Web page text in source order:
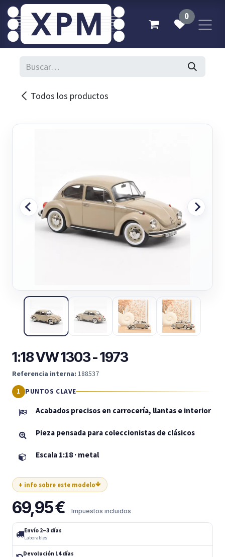
Ir al contenido
0
Todos los productos
1:18 VW 1303 - 1973
Referencia interna: 188537
PUNTOS CLAVE
Acabados precisos en carrocería, llantas e interior
Pieza pensada para coleccionistas de clásicos
Escala 1:18 · metal
+ info sobre este modelo
69,95€ Impuestos incluidos
Envío 2–3 días
Laborables
Devolución 14 días